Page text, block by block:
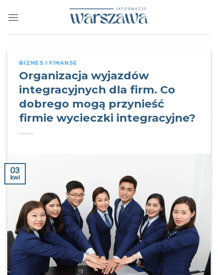
BIZNES I FINANSE
Organizacja wyjazdów
integracyjnych dla firm. Co
dobrego mogą przynieść
firmie wycieczki integracyjne?
03
kwi